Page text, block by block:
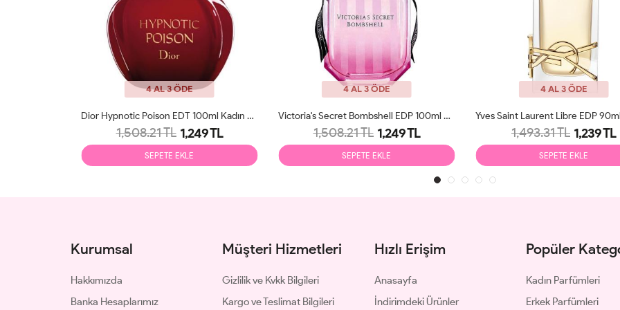
4 AL 3 ÖDE
Dior Hypnotic Poison EDT 100ml Kadın Parfüm Tester
1,508.21 TL 1,249 TL
SEPETE EKLE
4 AL 3 ÖDE
Victoria's Secret Bombshell EDP 100ml Kadın Parfüm Tester
1,508.21 TL 1,249 TL
SEPETE EKLE
4 AL 3 ÖDE
1,493.31 TL 1,239 TL
SEPETE EKLE
Kurumsal
Hakkımızda
Banka Hesaplarımız
Müşteri Hizmetleri
Gizlilik ve Kvkk Bilgileri
Kargo ve Teslimat Bilgileri
Hızlı Erişim
Anasayfa
İndirimdeki Ürünler
Popüler
Kadın Parfümleri
Erkek Parfümleri